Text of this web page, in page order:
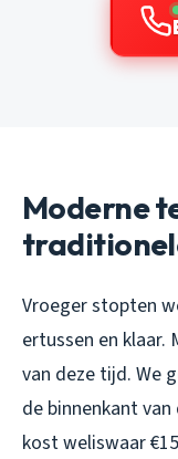
Moderne
Vroeger stopten
ertussen en klaar.
van deze tijd. We
de binnenkant
kost weliswaar